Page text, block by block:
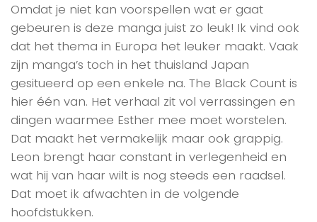
Omdat je niet kan voorspellen wat er gaat
gebeuren is deze manga juist zo leuk! Ik vind ook
dat het thema in Europa het leuker maakt. Vaak
zijn manga’s toch in het thuisland Japan
gesitueerd op een enkele na. The Black Count is
hier één van. Het verhaal zit vol verrassingen en
dingen waarmee Esther mee moet worstelen.
Dat maakt het vermakelijk maar ook grappig.
Leon brengt haar constant in verlegenheid en
wat hij van haar wilt is nog steeds een raadsel.
Dat moet ik afwachten in de volgende
hoofdstukken.